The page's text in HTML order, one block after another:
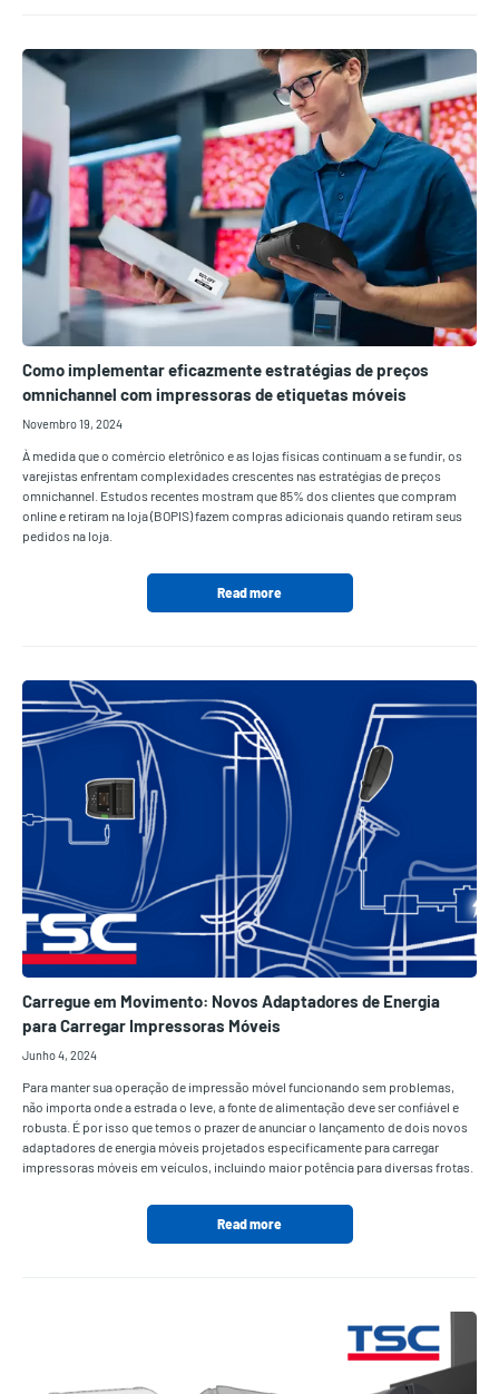
Como implementar eficazmente estratégias de preços
omnichannel com impressoras de etiquetas móveis
Novembro 19, 2024
À medida que o comércio eletrônico e as lojas físicas continuam a se fundir, os
varejistas enfrentam complexidades crescentes nas estratégias de preços
omnichannel. Estudos recentes mostram que 85% dos clientes que compram
online e retiram na loja (BOPIS) fazem compras adicionais quando retiram seus
pedidos na loja.
Read more
Carregue em Movimento: Novos Adaptadores de Energia
para Carregar Impressoras Móveis
Junho 4, 2024
Para manter sua operação de impressão móvel funcionando sem problemas,
não importa onde a estrada o leve, a fonte de alimentação deve ser confiável e
robusta. É por isso que temos o prazer de anunciar o lançamento de dois novos
adaptadores de energia móveis projetados especificamente para carregar
impressoras móveis em veículos, incluindo maior potência para diversas frotas.
Read more